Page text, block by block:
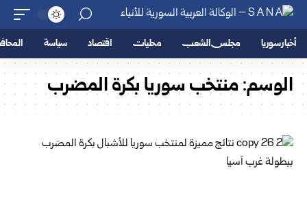
أخبار سوريا مجلس الشعب محليات اقتصاد سياسة
الوسم:منتخب سوريا بكرة المضرب